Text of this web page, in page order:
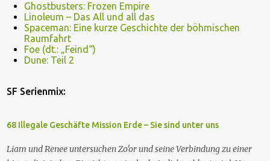
Ghostbusters: Frozen Empire
Linoleum – Das All und all das
Spaceman: Eine kurze Geschichte der böhmischen
Raumfahrt
Foe (dt.: „Feind“)
Dune: Teil 2
SF Serienmix:
68 Illegale Geschäfte Mission Erde – Sie sind unter uns
Liam und Renee untersuchen Zo'or und seine Verbindung zu einer